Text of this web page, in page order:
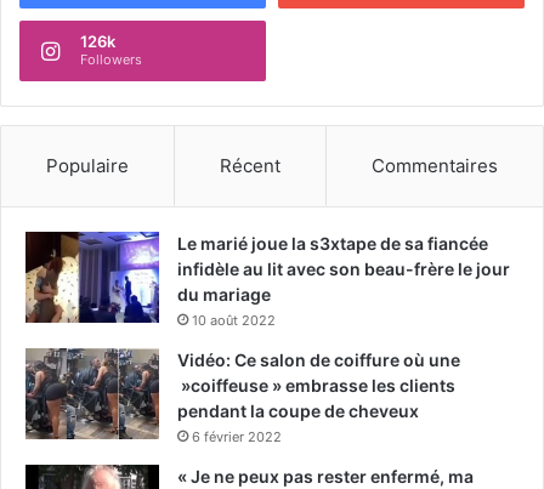
126k
Followers
Populaire Récent Commentaires
Le marié joue la s3xtape de sa fiancée
infidèle au lit avec son beau-frère le jour
du mariage
10 août 2022
Vidéo: Ce salon de coiffure où une
»coiffeuse » embrasse les clients
pendant la coupe de cheveux
6 février 2022
« Je ne peux pas rester enfermé, ma